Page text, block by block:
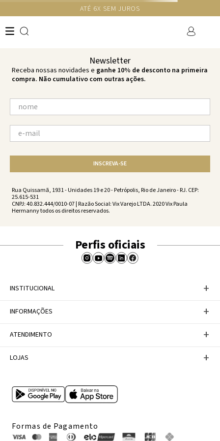
GANHE 10% NA PRIMEIRA COMPRA COM O CUPOM NEWS10
não encontramos resultados para:
'namaste-lea-short-namaste-
vc222204-1915'
O que você está procurando?